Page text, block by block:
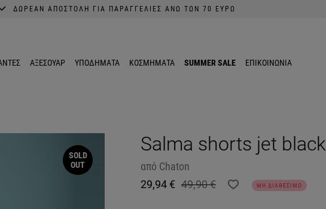
ΔΩΡΕΑΝ ΑΠΟΣΤΟΛΗ ΓΙΑ ΠΑΡΑΓΓΕΛΙΕΣ ΑΝΩ ΤΩΝ 70 ΕΥΡΩ
ΑΞΕΣΟΥΑΡ ΥΠΟΔΗΜΑΤΑ ΚΟΣΜΗΜΑΤΑ SUMMER SALE ΕΠΙΚΟΙΝΩΝΙΑ
SOLD
OUT
Salma shorts jet black
από Chaton
29,94 € 49,90 € ΜΗ ΔΙΑΘΕΣΙΜΟ